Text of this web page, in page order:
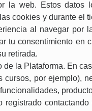
la web. Estos datos
cookies y durante el
al navegar por
tu consentimiento
retirada.
la Plataforma. En
por ejemplo),
registrado